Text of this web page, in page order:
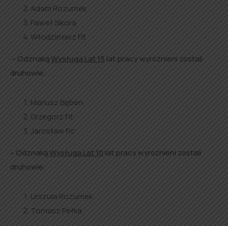
Adam Rozumek
Paweł Sikora
Włodzimierz Fit
– OdznakąWysługa Lat 15 lat pracy wyróżnieni zostali
druhowie:
Mariusz Bęben
Grzegorz Fit
Jarosław Fic
– OdznakąWysługa Lat 10 lat pracy wyróżnieni zostali
druhowie:
Urszula Rozumek
Tomasz Pełka